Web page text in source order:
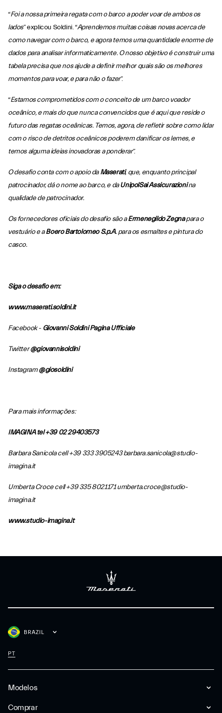
“Foi a nossa primeira regata com o barco a poder voar de ambos os
lados” explicou Soldini. “Aprendemos muitas coisas novas acerca de
como navegar com o barco, e agora temos uma quantidade enorme de
dados para analisar informaticamente. O nosso objetivo é construir uma
tabela precisa que nos ajude a definir melhor quais são os melhores
momentos para voar, e para não o fazer”.
“Estamos comprometidos com o conceito de um barco voador
oceânico, e mais do que nunca convencidos que é aqui que reside o
futuro das regatas oceânicas. Temos, agora, de refletir sobre como lidar
com o risco de detritos oceânicos poderem danificar os lemes, e
temos alguma ideias inovadoras a ponderar”.
O desafio conta com o apoio daMaserati, que, enquanto principal
patrocinador, dá o nome ao barco,e daUnipolSai Assicurazionina
qualidade de patrocinador.
Os fornecedores oficiais do desafio são aErmenegildoZegna para o
vestuário e aBoero Bartolomeo S.p.A.para os esmaltes e pintura do
casco.
Siga o desafio em:
www.maserati.soldini.it
Facebook - Giovanni Soldini Pagina Ufficiale
Twitter@giovannisoldini
Instagram@giosoldini
Para mais informações:
IMAGINA tel +39 02 29403573
Barbara Sanicola cell +39 333 3905243 barbara.sanicola@studio-
imagina.it
Umberta Croce cell +39 335 8021171 umberta.croce@studio-
imagina.it
www.studio-imagina.it
Modelos
Comprar
BRAZIL
PT